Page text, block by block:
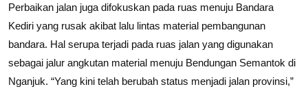
Perbaikan jalan juga difokuskan pada ruas menuju Bandara
Kediri yang rusak akibat lalu lintas material pembangunan
bandara. Hal serupa terjadi pada ruas jalan yang digunakan
sebagai jalur angkutan material menuju Bendungan Semantok di
Nganjuk. “Yang kini telah berubah status menjadi jalan provinsi,”